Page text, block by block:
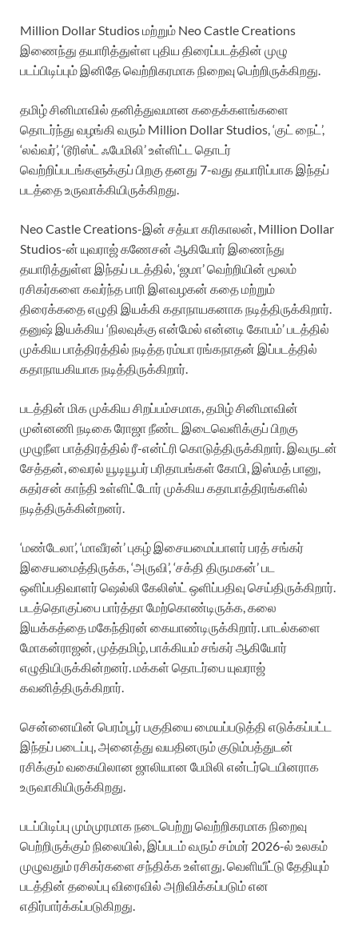
Million Dollar Studios மற்றும் Neo Castle Creations
இணைந்து தயாரித்துள்ள புதிய திரைப்படத்தின் முழு
படப்பிடிப்பும் இனிதே வெற்றிகரமாக நிறைவு பெற்றிருக்கிறது.
தமிழ் சினிமாவில் தனித்துவமான கதைக்களங்களை
தொடர்ந்து வழங்கி வரும் Million Dollar Studios, ‘குட் நைட்’,
‘லவ்வர்’, ‘டூரிஸ்ட் ஃபேமிலி’ உள்ளிட்ட தொடர்
வெற்றிப்படங்களுக்குப் பிறகு தனது 7-வது தயாரிப்பாக இந்தப்
படத்தை உருவாக்கியிருக்கிறது.
Neo Castle Creations-இன் சத்யா கரிகாலன், Million Dollar
Studios-ன் யுவராஜ் கணேசன் ஆகியோர் இணைந்து
தயாரித்துள்ள இந்தப் படத்தில், ‘ஜமா’ வெற்றியின் மூலம்
ரசிகர்களை கவர்ந்த பாரி இளவழகன் கதை மற்றும்
திரைக்கதை எழுதி இயக்கி கதாநாயகனாக நடித்திருக்கிறார்.
தனுஷ் இயக்கிய ‘நிலவுக்கு என்மேல் என்னடி கோபம்’ படத்தில்
முக்கிய பாத்திரத்தில் நடித்த ரம்யா ரங்கநாதன் இப்படத்தில்
கதாநாயகியாக நடித்திருக்கிறார்.
படத்தின் மிக முக்கிய சிறப்பம்சமாக, தமிழ் சினிமாவின்
முன்னணி நடிகை ரோஜா நீண்ட இடைவெளிக்குப் பிறகு
முழுநீள பாத்திரத்தில் ரீ-என்ட்ரி கொடுத்திருக்கிறார். இவருடன்
சேத்தன், வைரல் யூடியூபர் பரிதாபங்கள் கோபி, இஸ்மத் பானு,
சுதர்சன் காந்தி உள்ளிட்டோர் முக்கிய கதாபாத்திரங்களில்
நடித்திருக்கின்றனர்.
‘மண்டேலா’, ‘மாவீரன்’ புகழ் இசையமைப்பாளர் பரத் சங்கர்
இசையமைத்திருக்க, ‘அருவி’, ‘சக்தி திருமகன்’ பட
ஒளிப்பதிவாளர் ஷெல்லி கேலிஸ்ட் ஒளிப்பதிவு செய்திருக்கிறார்.
படத்தொகுப்பை பார்த்தா மேற்கொண்டிருக்க, கலை
இயக்கத்தை மகேந்திரன் கையாண்டிருக்கிறார். பாடல்களை
மோகன்ராஜன், முத்தமிழ், பாக்கியம் சங்கர் ஆகியோர்
எழுதியிருக்கின்றனர். மக்கள் தொடர்பை யுவராஜ்
கவனித்திருக்கிறார்.
சென்னையின் பெரம்பூர் பகுதியை மையப்படுத்தி எடுக்கப்பட்ட
இந்தப் படைப்பு, அனைத்து வயதினரும் குடும்பத்துடன்
ரசிக்கும் வகையிலான ஜாலியான பேமிலி என்டர்டெயினராக
உருவாகியிருக்கிறது.
படப்பிடிப்பு மும்முரமாக நடைபெற்று வெற்றிகரமாக நிறைவு
பெற்றிருக்கும் நிலையில், இப்படம் வரும் சம்மர் 2026-ல் உலகம்
முழுவதும் ரசிகர்களை சந்திக்க உள்ளது. வெளியீட்டு தேதியும்
படத்தின் தலைப்பு விரைவில் அறிவிக்கப்படும் என
எதிர்பார்க்கப்படுகிறது.